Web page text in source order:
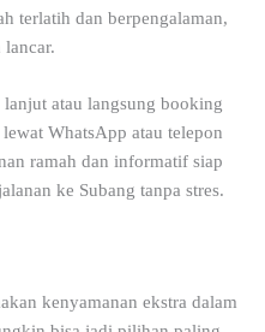
terlatih dan berpengalaman,
atau langsung booking
WhatsApp atau telepon
ramah dan informatif siap
ke Subang tanpa stres.
kenyamanan ekstra dalam